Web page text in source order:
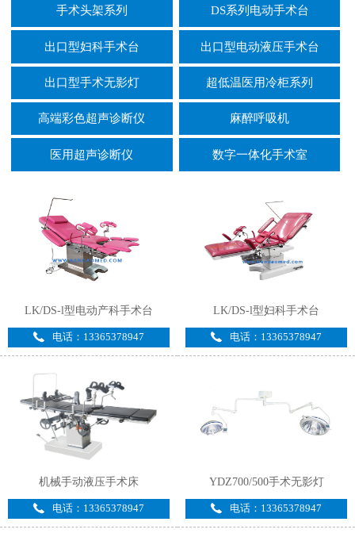
手术头架系列 DS系列电动手术台
出口型妇科手术台 出口型电动液压手术台
出口型手术无影灯 超低温医用冷柜系列
高端彩色超声诊断仪 麻醉呼吸机
医用超声诊断仪 数字一体化手术室
LK/DS-l型电动产科手术台
电话：13365378947
LK/DS-l型妇科手术台
电话：13365378947
机械手动液压手术床
电话：13365378947
YDZ700/500手术无影灯
电话：13365378947